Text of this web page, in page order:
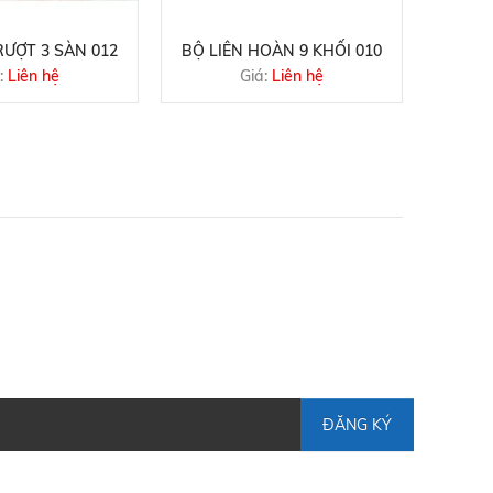
3 SÀN 012
Liên hệ
BỘ LIÊN HOÀN 9 KHỐI 010
Giá: Liên hệ
ĐĂNG KÝ